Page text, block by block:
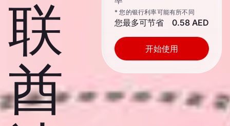
联
酋
* 您的银行利率可能有所不同
您最多可节省 0.58 AED
开始使用